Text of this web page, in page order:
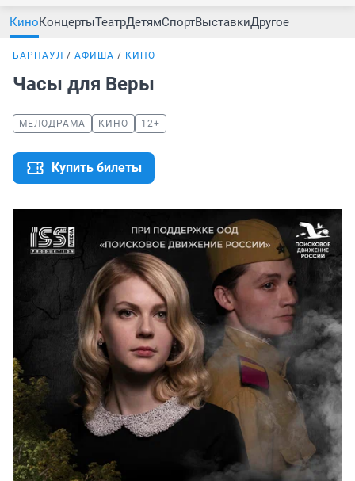
КиноКонцертыТеатрДетямСпортВыставкиДругое
БАРНАУЛ АФИША КИНО
Часы для Веры
МЕЛОДРАМА КИНО 12+
Купить билеты